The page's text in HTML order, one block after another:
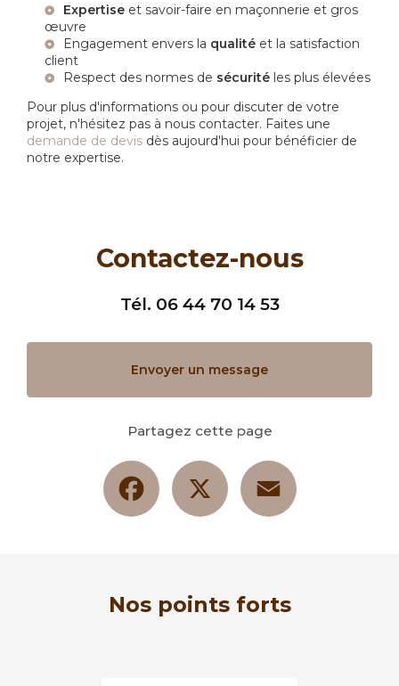
Expertise et savoir-faire en maçonnerie et gros
œuvre
Engagement envers la qualité et la satisfaction
client
Respect des normes de sécurité les plus élevées
Pour plus d'informations ou pour discuter de votre
projet, n'hésitez pas à nous contacter. Faites une
demande de devis dès aujourd'hui pour bénéficier de
notre expertise.
Contactez-nous
Tél. 06 44 70 14 53
Envoyer un message
Partagez cette page
Facebook
Nos points forts